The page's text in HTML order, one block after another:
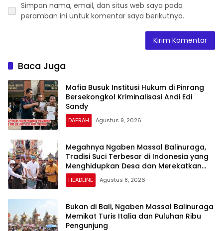
Simpan nama, email, dan situs web saya pada
peramban ini untuk komentar saya berikutnya.
Baca Juga
Mafia Busuk Institusi Hukum di Pinrang
Bersekongkol Kriminalisasi Andi Edi
Sandy
DAERAH Agustus 9, 2026
Megahnya Ngaben Massal Balinuraga,
Tradisi Suci Terbesar di Indonesia yang
Menghidupkan Desa dan Merekatkan
Ikatan Keluarga
HEADLINE Agustus 8, 2026
Bukan di Bali, Ngaben Massal Balinuraga
Memikat Turis Italia dan Puluhan Ribu
Pengunjung